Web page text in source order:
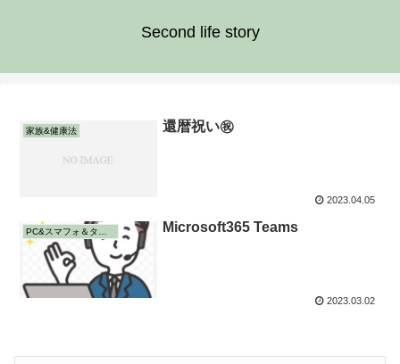
Second life story
家族&健康法 還暦祝い㊗️
2023.04.05
Microsoft365 Teams
2023.03.02